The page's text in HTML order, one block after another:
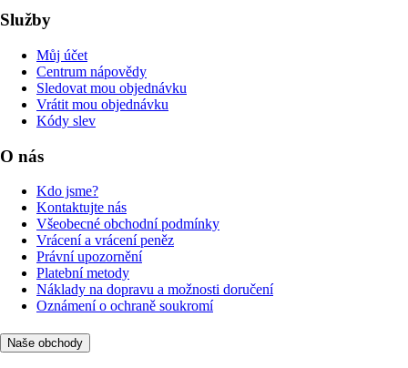
Služby
Můj účet
Centrum nápovědy
Sledovat mou objednávku
Vrátit mou objednávku
Kódy slev
O nás
Kdo jsme?
Kontaktujte nás
Všeobecné obchodní podmínky
Vrácení a vrácení peněz
Právní upozornění
Platební metody
Náklady na dopravu a možnosti doručení
Oznámení o ochraně soukromí
Naše obchody